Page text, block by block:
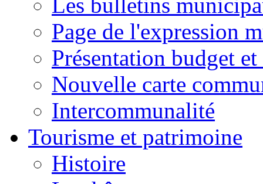
Les bulletins
Page de l'expression
Présentation budget
Nouvelle carte
Intercommunalité
Tourisme et patrimoine
Histoire